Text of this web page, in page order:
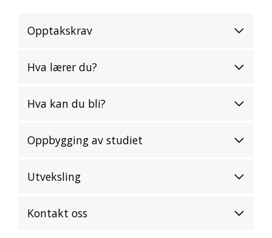
Opptakskrav
Hva lærer du?
Hva kan du bli?
Oppbygging av studiet
Utveksling
Kontakt oss